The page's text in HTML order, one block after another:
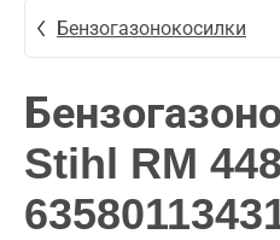
Бензогазонокосилки
Stihl RM